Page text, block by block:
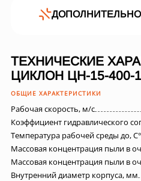
ТЕХНИЧЕСКИЕ
ЦИКЛОН ЦН-15-400-
ОБЩИЕ ХАРАКТЕРИСТИКИ
Рабочая скорость, м/с
Коэффициент гидравлического
Температура рабочей среды до, С°
Массовая концентрация пыли в
Массовая концентрация пыли в
Внутренний диаметр корпуса, мм